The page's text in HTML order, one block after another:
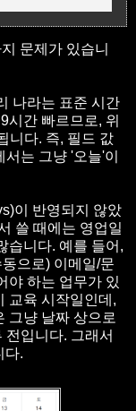
문제가 있습니
나라는 표준 시간
시간 빠르므로, 위
니다. 즉, 필드 값
는 그냥 '오늘'이
이 반영되지 않았
쓸 때에는 영업일
습니다. 예를 들어,
으로) 이메일/문
야 하는 업무가 있
교육 시작일인데,
그냥 날짜 상으로
전입니다. 그래서
다.